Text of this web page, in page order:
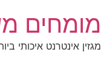
לתוכן
מומחים
מגזין אינטרנט איכותי